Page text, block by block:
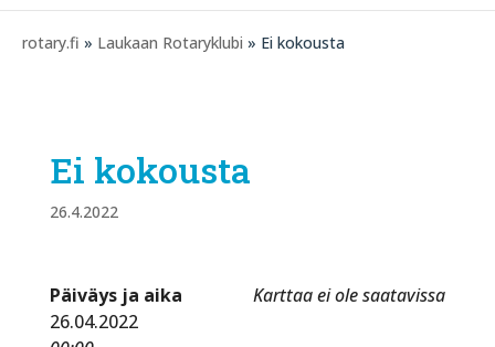
rotary.fi » Laukaan Rotaryklubi » Ei kokousta
Ei kokousta
26.4.2022
Karttaa ei ole saatavissa
Päiväys ja aika
26.04.2022